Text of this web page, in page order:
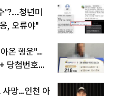
'?...청년미
, 오류야"
온 행운"…
당첨번호조
사망…인천 아